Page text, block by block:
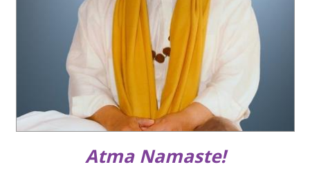
Atma Namaste!